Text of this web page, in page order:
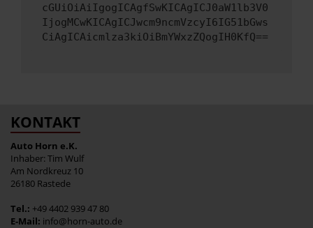
cGUiOiAiIgogICAgfSwKICAgICJ0aW1lb3V0
IjogMCwKICAgICJwcm9ncmVzcyI6IG51bGws
CiAgICAicmlza3kiOiBmYWxzZQogIH0KfQ==
KONTAKT
Auto Horn e.K.
Inhaber: Tim Wulf
Am Nordkreuz 10
26180 Rastede
Tel.: +49 4402 939 47 80
E-Mail: info@horn-auto.de